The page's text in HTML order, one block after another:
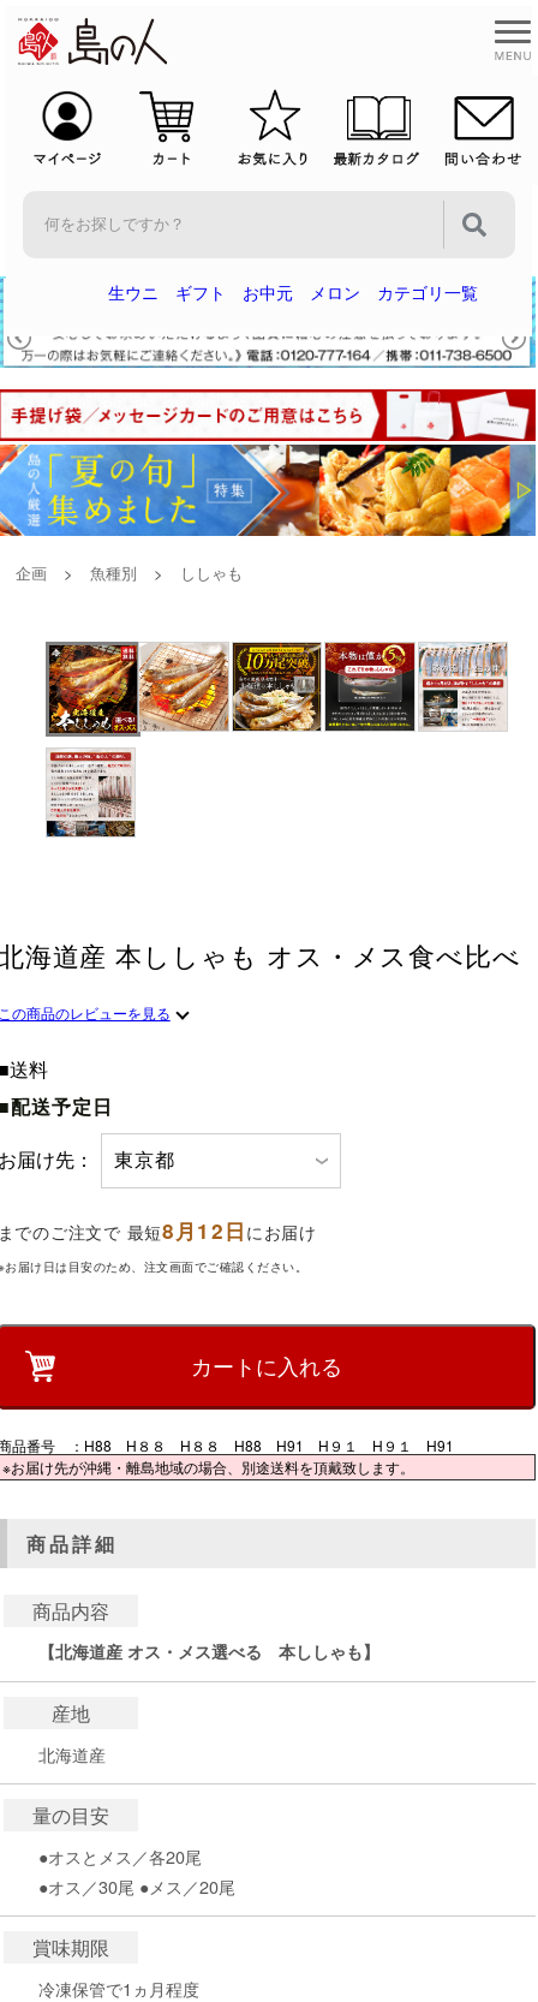
生ウニ ギフト お中元 メロン カテゴリ一覧
企画 > 魚種別 > ししゃも
海道産 本ししゃも オス・メス食べ比べ
の商品のレビューを見る
送料
配送予定日
届け先：
でのご注文で 最短8月12日にお届け
お届け日は目安のため、注文画面でご確認ください。
品番号 ：H88 H８８ H８８ H88 H91 H９１ H９１ H91
※お届け先が沖縄・離島地域の場合、別途送料を頂戴致します。
商品詳細
商品内容
【北海道産 オス・メス選べる 本ししゃも】
産地
北海道産
量の目安
●オスとメス／各20尾
●オス／30尾 ●メス／20尾
賞味期限
冷凍保管で1ヵ月程度